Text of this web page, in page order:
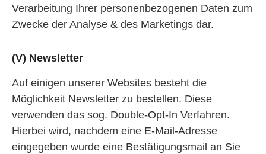
Verarbeitung Ihrer personenbezogenen Daten zum
Zwecke der Analyse & des Marketings dar.
(V) Newsletter
Auf einigen unserer Websites besteht die
Möglichkeit Newsletter zu bestellen. Diese
verwenden das sog. Double-Opt-In Verfahren.
Hierbei wird, nachdem eine E-Mail-Adresse
eingegeben wurde eine Bestätigungsmail an Sie